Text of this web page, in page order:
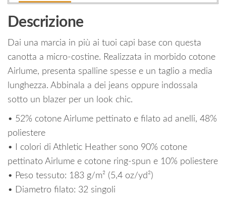
Descrizione
Dai una marcia in più ai tuoi capi base con questa
canotta a micro-costine. Realizzata in morbido cotone
Airlume, presenta spalline spesse e un taglio a media
lunghezza. Abbinala a dei jeans oppure indossala
sotto un blazer per un look chic.
• 52% cotone Airlume pettinato e filato ad anelli, 48%
poliestere
• I colori di Athletic Heather sono 90% cotone
pettinato Airlume e cotone ring-spun e 10% poliestere
• Peso tessuto: 183 g/m² (5,4 oz/yd²)
• Diametro filato: 32 singoli